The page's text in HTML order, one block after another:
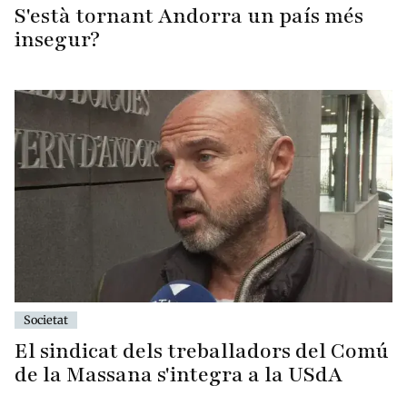
S'està tornant Andorra un país més
insegur?
Societat
El sindicat dels treballadors del Comú
de la Massana s'integra a la USdA